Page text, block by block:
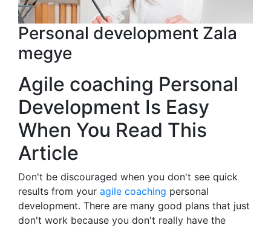
Personal development Zala
megye
Agile coaching Personal
Development Is Easy
When You Read This
Article
Don't be discouraged when you don't see quick
results from your agile coaching personal
development. There are many good plans that just
don't work because you don't really have the